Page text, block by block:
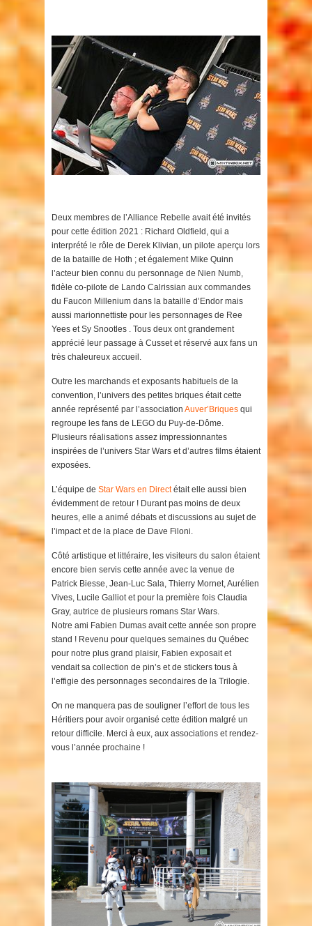
Deux membres de l’Alliance Rebelle avait été invités
pour cette édition 2021 : Richard Oldfield, qui a
interprété le rôle de Derek Klivian, un pilote aperçu lors
de la bataille de Hoth ; et également Mike Quinn
l’acteur bien connu du personnage de Nien Numb,
fidèle co-pilote de Lando Calrissian aux commandes
du Faucon Millenium dans la bataille d’Endor mais
aussi marionnettiste pour les personnages de Ree
Yees et Sy Snootles . Tous deux ont grandement
apprécié leur passage à Cusset et réservé aux fans un
très chaleureux accueil.
Outre les marchands et exposants habituels de la
convention, l’univers des petites briques était cette
année représenté par l’association Auver’Briques qui
regroupe les fans de LEGO du Puy-de-Dôme.
Plusieurs réalisations assez impressionnantes
inspirées de l’univers Star Wars et d’autres films étaient
exposées.
L’équipe de Star Wars en Directétait elle aussi bien
évidemment de retour ! Durant pas moins de deux
heures, elle a animé débats et discussions au sujet de
l’impact et de la place de Dave Filoni.
Côté artistique et littéraire, les visiteurs du salon étaient
encore bien servis cette année avec la venue de
Patrick Biesse, Jean-Luc Sala, Thierry Mornet, Aurélien
Vives, Lucile Galliot et pour la première fois Claudia
Gray, autrice de plusieurs romans Star Wars.
Notre ami Fabien Dumas avait cette année son propre
stand ! Revenu pour quelques semaines du Québec
pour notre plus grand plaisir, Fabien exposait et
vendait sa collection de pin’s et de stickers tous à
l’effigie des personnages secondaires de la Trilogie.
On ne manquera pas de souligner l’effort de tous les
Héritiers pour avoir organisé cette édition malgré un
retour difficile. Merci à eux, aux associations et rendez-
vous l’année prochaine !